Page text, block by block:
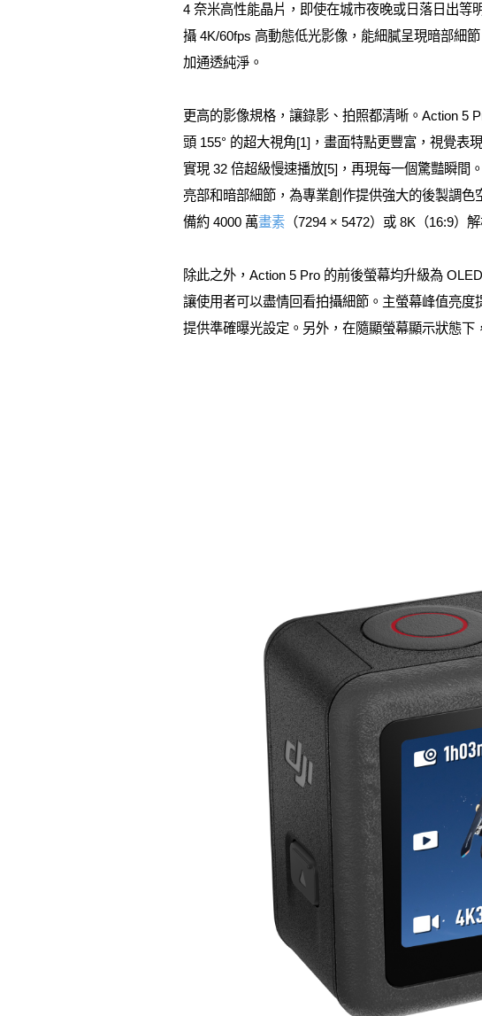
4 奈米高性能晶片，即使在城市夜晚或日落日出等
攝 4K/60fps 高動態低光影像，能細膩呈現暗部細
加通透純淨。
更高的影像規格，讓錄影、拍照都清晰。Action 5
頭 155° 的超大視角[1]，畫面特點更豐富，視覺表
實現 32 倍超級慢速播放[5]，再現每一個驚豔瞬間
亮部和暗部細節，為專業創作提供強大的後製調
備約 4000 萬畫素 （7294 × 5472）或 8K（16:9）
除此之外，Action 5 Pro 的前後螢幕均升級為
讓使用者可以盡情回看拍攝細節。主螢幕峰值亮
提供準確曝光設定。另外，在隨顯螢幕顯示狀態